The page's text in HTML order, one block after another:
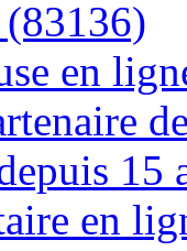
en
15
en